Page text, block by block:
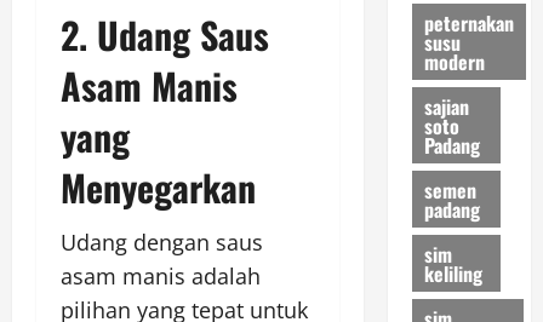
2. Udang Saus
Asam Manis
yang
Menyegarkan
Udang dengan saus
asam manis adalah
pilihan yang tepat untuk
peternakan
susu
modern
sajian
soto
Padang
semen
padang
sim
keliling